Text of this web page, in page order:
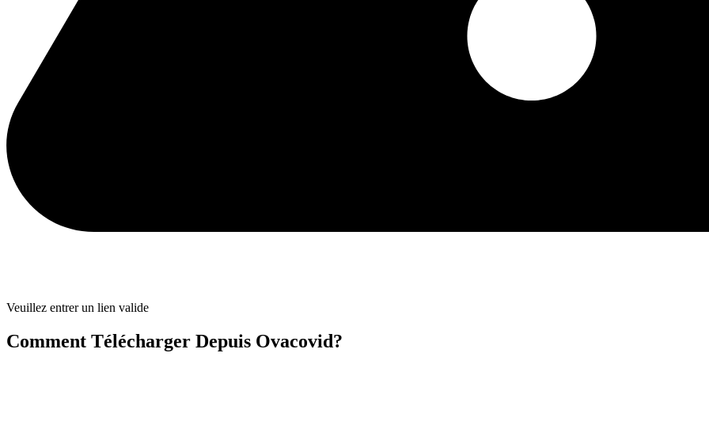
Veuillez entrer un lien valide
Comment Télécharger Depuis Ovacovid?